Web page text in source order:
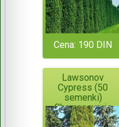
Cena: 190 DIN
Lawsonov
Cypress (50
semenki)
Chamaecypris
Lawsoniana